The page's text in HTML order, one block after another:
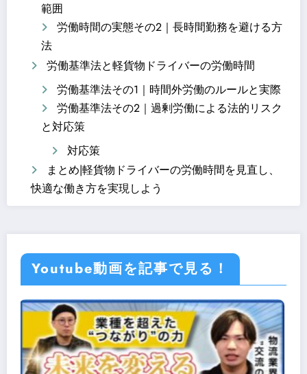
範囲
労働時間の実態その2｜長時間勤務を避ける方
法
労働基準法と軽貨物ドライバーの労働時間
労働基準法その1｜時間外労働のルールと実際
労働基準法その2｜過剰労働による法的リスク
と対応策
対応策
まとめ|軽貨物ドライバーの労働時間を見直し、
快適な働き方を実現しよう
Youtube動画を記事で見る！